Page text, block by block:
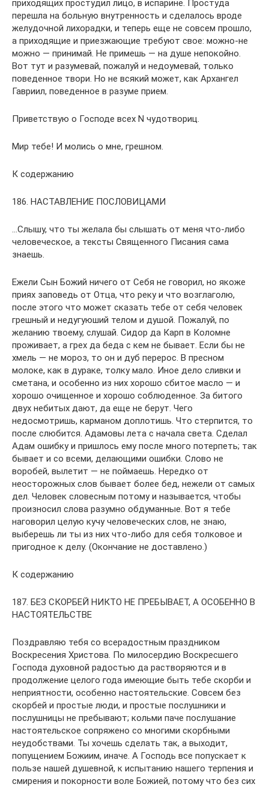
приходящих простудил лицо, в испарине. Простуда
перешла на больную внутренность и сделалось вроде
желудочной лихорадки, и теперь еще не совсем прошло,
а приходящие и приезжающие требуют свое: можно-не
можно — принимай. Не примешь — на душе непокойно.
Вот тут и разумевай, пожалуй и недоумевай, только
поведенное твори. Но не всякий может, как Архангел
Гавриил, поведенное в разуме прием.
Приветствую о Господе всех N чудотвориц.
Мир тебе! И молись о мне, грешном.
К содержанию
186. НАСТАВЛЕНИЕ ПОСЛОВИЦАМИ
…Слышу, что ты желала бы слышать от меня что-либо
человеческое, а тексты Священного Писания сама
знаешь.
Ежели Сын Божий ничего от Себя не говорил, но якоже
приях заповедь от Отца, что реку и что возглаголю,
после этого что может сказать тебе от себя человек
грешный и недугуюший телом и душой. Пожалуй, по
желанию твоему, слушай. Сидор да Карп в Коломне
проживает, а грех да беда с кем не бывает. Если бы не
хмель — не мороз, то он и дуб перерос. В пресном
молоке, как в дураке, толку мало. Иное дело сливки и
сметана, и особенно из них хорошо сбитое масло — и
хорошо очищенное и хорошо соблюденное. За битого
двух небитых дают, да еще не берут. Чего
недосмотришь, карманом доплотишь. Что стерпится, то
после слюбится. Адамовы лета с начала света. Сделал
Адам ошибку и пришлось ему после много потерпеть; так
бывает и со всеми, делающими ошибки. Слово не
воробей, вылетит — не поймаешь. Нередко от
неосторожных слов бывает более бед, нежели от самых
дел. Человек словесным потому и называется, чтобы
произносил слова разумно обдуманные. Вот я тебе
наговорил целую кучу человеческих слов, не знаю,
выберешь ли ты из них что-либо для себя толковое и
пригодное к делу. (Окончание не доставлено.)
К содержанию
187. БЕЗ СКОРБЕЙ НИКТО НЕ ПРЕБЫВАЕТ, А ОСОБЕННО В
НАСТОЯТЕЛЬСТВЕ
Поздравляю тебя со всерадостным праздником
Воскресения Христова. По милосердию Воскресшего
Господа духовной радостью да растворяются и в
продолжение целого года имеющие быть тебе скорби и
неприятности, особенно настоятельские. Совсем без
скорбей и простые люди, и простые послушники и
послушницы не пребывают; кольми паче послушание
настоятельское сопряжено со многими скорбными
неудобствами. Ты хочешь сделать так, а выходит,
попущением Божиим, иначе. А Господь все попускает к
пользе нашей душевной, к испытанию нашего терпения и
смирения и покорности воле Божией, потому что без сих